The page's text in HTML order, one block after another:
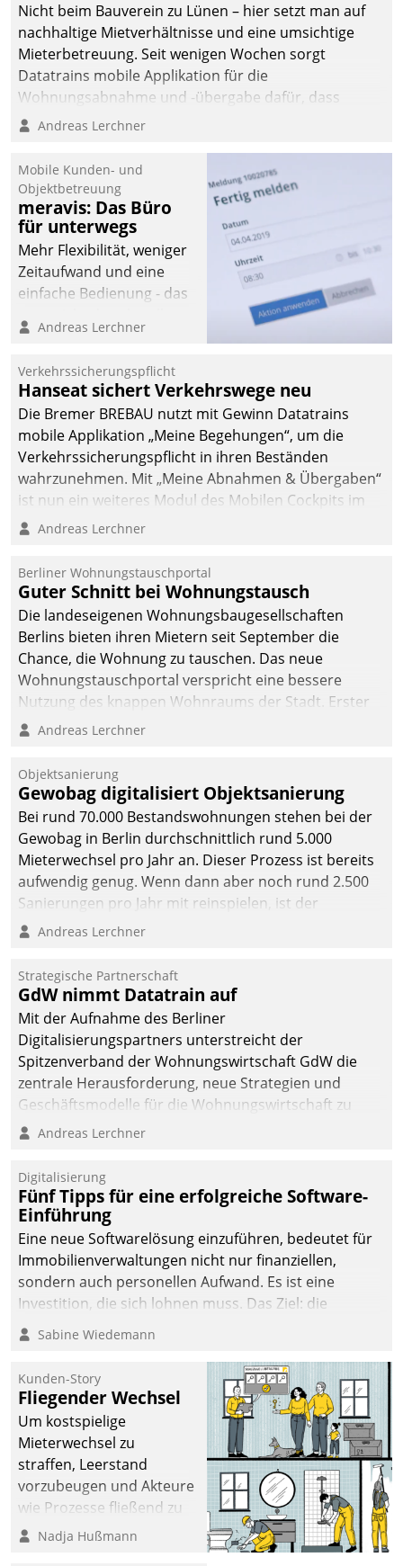
Nicht beim Bauverein zu Lünen – hier setzt man auf
nachhaltige Mietverhältnisse und eine umsichtige
Mieterbetreuung. Seit wenigen Wochen sorgt
Datatrains mobile Applikation für die
Wohnungsabnahme und -übergabe dafür, dass
Mieter wohlgeordnet kommen und, so es sein muss,
Andreas Lerchner
Mobile Kunden- und
Objektbetreuung
meravis: Das Büro
für unterwegs
Mehr Flexibilität, weniger
Zeitaufwand und eine
einfache Bedienung - das
Cockpit für mobile
Datatrain. Die meravis
Wohnungsbau- und
Immobilien GmbH hat
sich dabei für den Betrieb
der Lösung über die SAP
Cloud Platform
entschieden - als erstes
Unternehmen am
Andreas Lerchner
Verkehrssicherungspflicht
Hanseat sichert Verkehrswege neu
Die Bremer BREBAU nutzt mit Gewinn Datatrains
mobile Applikation „Meine Begehungen“, um die
Verkehrssicherungspflicht in ihren Beständen
wahrzunehmen. Mit „Meine Abnahmen & Übergaben“
ist nun ein weiteres Modul des Mobilen Cockpits im
Einsatz.
Andreas Lerchner
Berliner Wohnungstauschportal
Guter Schnitt bei Wohnungstausch
Die landeseigenen Wohnungsbaugesellschaften
Berlins bieten ihren Mietern seit September die
Chance, die Wohnung zu tauschen. Das neue
Wohnungstauschportal verspricht eine bessere
Nutzung des knappen Wohnraums der Stadt. Erster
Anwendungsfall für Datatrains Lösung API-Hub mit
Unternehmen.
Andreas Lerchner
Objektsanierung
Gewobag digitalisiert Objektsanierung
Bei rund 70.000 Bestandswohnungen stehen bei der
Gewobag in Berlin durchschnittlich rund 5.000
Mieterwechsel pro Jahr an. Dieser Prozess ist bereits
aufwendig genug. Wenn dann aber noch rund 2.500
Sanierungen pro Jahr mit reinspielen, ist der
Betreuungs- und Organisationsaufwand immens. Im
kommunale Wohnungsbauunternehmen daher
gemeinsam mit der Berliner Datatrain GmbH den
Teilprozess der Objektsanierung digitalisiert.
Andreas Lerchner
Strategische Partnerschaft
GdW nimmt Datatrain auf
Mit der Aufnahme des Berliner
Digitalisierungspartners unterstreicht der
Spitzenverband der Wohnungswirtschaft GdW die
zentrale Herausforderung, neue Strategien und
Geschäftsmodelle für die Wohnungswirtschaft zu
entwickeln.
Andreas Lerchner
Digitalisierung
Fünf Tipps für eine erfolgreiche Software-
Einführung
Eine neue Softwarelösung einzuführen, bedeutet für
Immobilienverwaltungen nicht nur finanziellen,
sondern auch personellen Aufwand. Es ist eine
Investition, die sich lohnen muss. Das Ziel: die
nachhaltige Optimierung der Geschäftsabläufe. Damit
dieses Ziel erreicht wird, sollten einige Grundregeln
Sabine Wiedemann
Kunden-Story
Fliegender Wechsel
Um kostspielige
Mieterwechsel zu
straffen, Leerstand
vorzubeugen und Akteure
wie Prozesse fließend zu
vernetzen, nutzt die
Nadja Hußmann